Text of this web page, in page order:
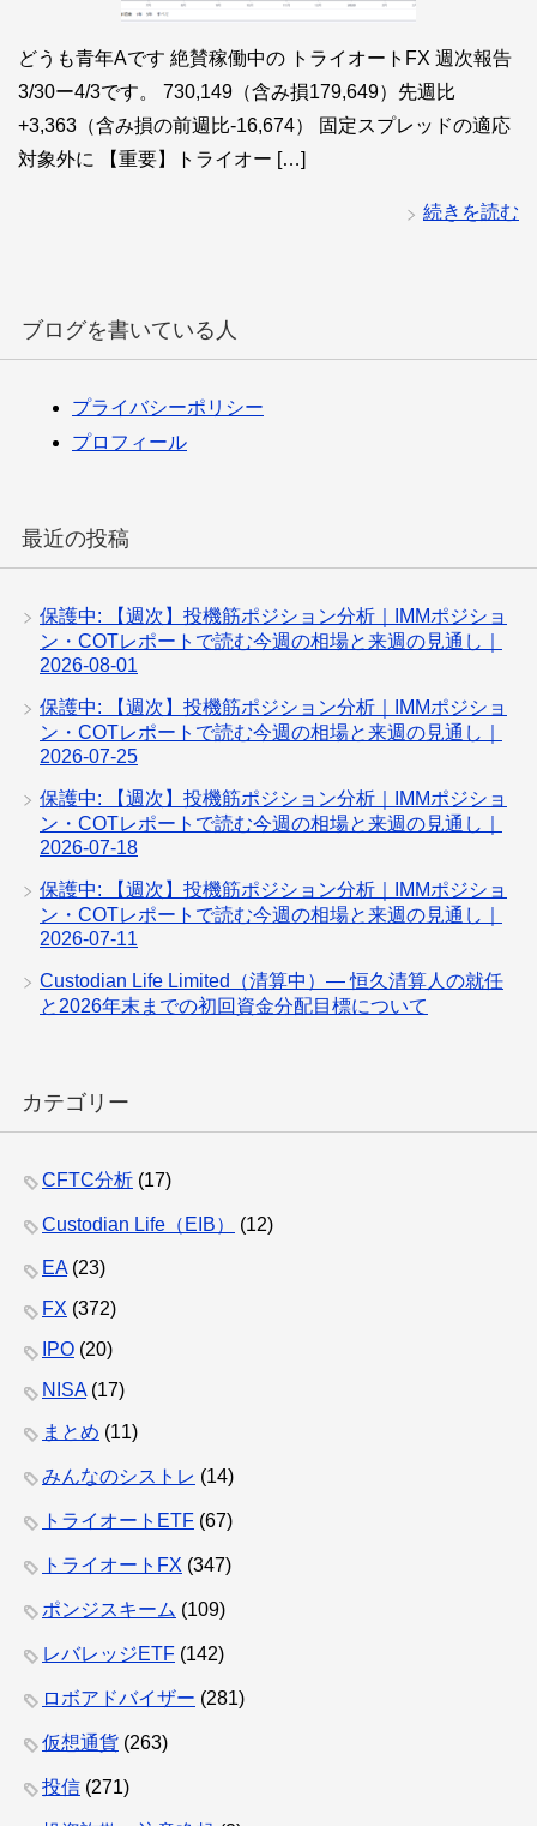
どうも青年Aです 絶賛稼働中の トライオートFX 週次報告
3/30ー4/3です。 730,149（含み損179,649）先週比
+3,363（含み損の前週比-16,674） 固定スプレッドの適応
対象外に 【重要】トライオー […]
続きを読む
ブログを書いている人
プライバシーポリシー
プロフィール
最近の投稿
保護中: 【週次】投機筋ポジション分析｜IMMポジショ
ン・COTレポートで読む今週の相場と来週の見通し｜
2026-08-01
保護中: 【週次】投機筋ポジション分析｜IMMポジショ
ン・COTレポートで読む今週の相場と来週の見通し｜
2026-07-25
保護中: 【週次】投機筋ポジション分析｜IMMポジショ
ン・COTレポートで読む今週の相場と来週の見通し｜
2026-07-18
保護中: 【週次】投機筋ポジション分析｜IMMポジショ
ン・COTレポートで読む今週の相場と来週の見通し｜
2026-07-11
Custodian Life Limited（清算中）— 恒久清算人の就任
と2026年末までの初回資金分配目標について
カテゴリー
CFTC分析 (17)
Custodian Life（EIB） (12)
EA(23)
FX (372)
IPO (20)
NISA(17)
まとめ (11)
みんなのシストレ (14)
トライオートETF (67)
トライオートFX (347)
ポンジスキーム (109)
レバレッジETF (142)
ロボアドバイザー (281)
仮想通貨 (263)
投信 (271)